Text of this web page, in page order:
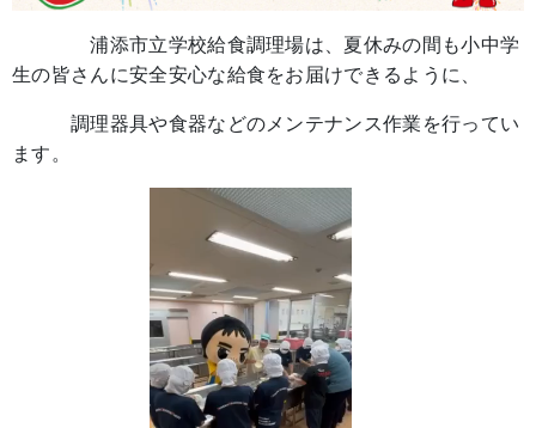
浦添市立学校給食調理場は、夏休みの間も小中学
生の皆さんに安全安心な給食をお届けできるように、
調理器具や食器などのメンテナンス作業を行ってい
ます。